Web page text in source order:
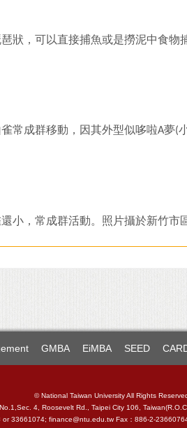
狀，可以直接捕魚或是撈泥中食物
常成群移動，因其外型似哆啦A夢(
小，常成群活動。照片攝於新竹市
GMBA EiMBA SEED
© National Taiwan University All Rights
4, Roosevelt Rd., Taipei City 106,
33661074; finance@ntu.edu.tw Fax：886-2-